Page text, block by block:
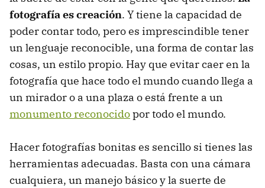
fotografía es creación. Y tiene la capacidad de
poder contar todo, pero es imprescindible tener
un lenguaje reconocible, una forma de contar las
cosas, un estilo propio. Hay que evitar caer en la
fotografía que hace todo el mundo cuando llega a
un mirador o a una plaza o está frente a un
monumento reconocidopor todo el mundo.
Hacer fotografías bonitas es sencillo si tienes las
herramientas adecuadas. Basta con una cámara
cualquiera, un manejo básico y la suerte de